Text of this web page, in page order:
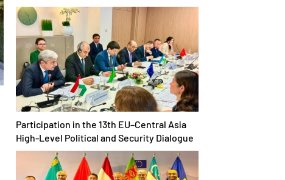
DÖNDÜ!
Participation in the 13th EU–Central Asia
High-Level Political and Security Dialogue